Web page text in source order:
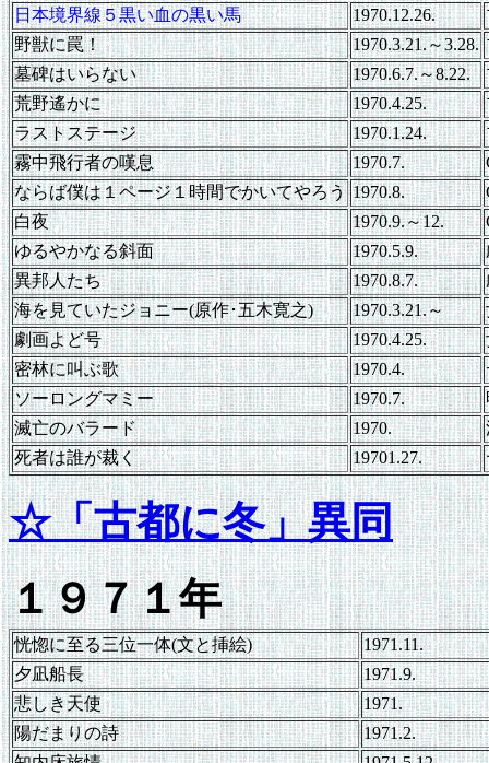
日本境界線５黒い血の黒い馬
1970.12.26.
野獣に罠！
1970.3.21.～3.28.
墓碑はいらない
1970.6.7.～8.22.
荒野遙かに
1970.4.25.
ラストステージ
1970.1.24.
霧中飛行者の嘆息
1970.7.
ならば僕は１ページ１時間でかいてやろう 1970.8.
白夜
1970.9.～12.
ゆるやかなる斜面
1970.5.9.
異邦人たち
1970.8.7.
海を見ていたジョニー(原作･五木寛之)
1970.3.21.～
劇画よど号
1970.4.25.
密林に叫ぶ歌
1970.4.
ソーロングマミー
1970.7.
滅亡のバラード
1970.
死者は誰が裁く
19701.27.
☆「古都に冬」異同
１９７１年
恍惚に至る三位一体(文と挿絵)
1971.11.
夕凪船長
1971.9.
悲しき天使
1971.
陽だまりの詩
1971.2.